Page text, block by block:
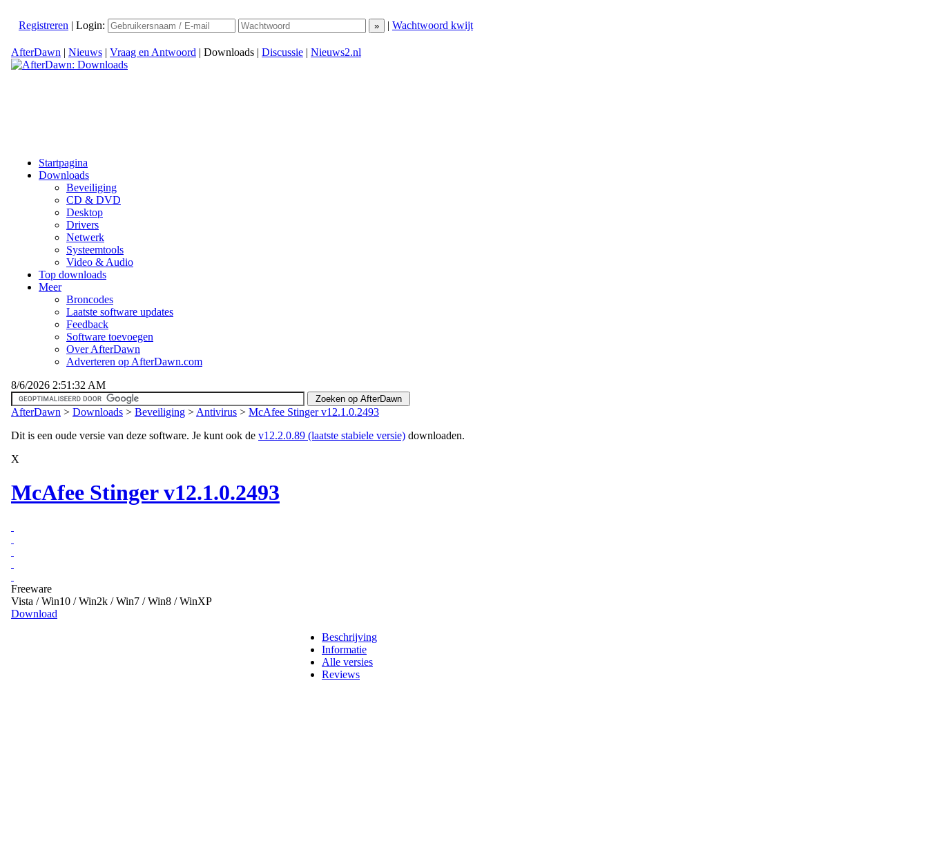
Registreren | Login: | Wachtwoord kwijt
AfterDawn | Nieuws | Vraag en Antwoord | Downloads | Discussie | Nieuws2.nl
Startpagina
Downloads
Beveiliging
CD & DVD
Desktop
Drivers
Netwerk
Systeemtools
Video & Audio
Top downloads
Meer
Broncodes
Laatste software updates
Feedback
Software toevoegen
Over AfterDawn
Adverteren op AfterDawn.com
8/6/2026 2:51:32 AM
AfterDawn > Downloads > Beveiliging > Antivirus > McAfee Stinger v12.1.0.2493
Dit is een oude versie van deze software. Je kunt ook de v12.2.0.89 (laatste stabiele versie) downloaden.
X
McAfee Stinger v12.1.0.2493
Freeware
Vista / Win10 / Win2k / Win7 / Win8 / WinXP
Download
Beschrijving
Informatie
Alle versies
Reviews